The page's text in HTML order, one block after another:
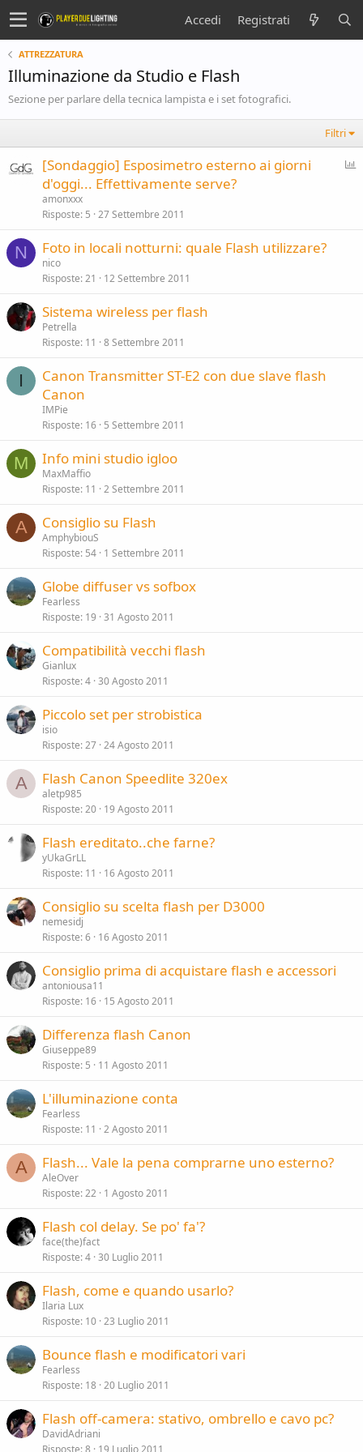
Accedi Registrati
ATTREZZATURA
Illuminazione da Studio e Flash
Sezione per parlare della tecnica lampista e i set fotografici.
Filtri
[Sondaggio] Esposimetro esterno ai giorni
d'oggi... Effettivamente serve?
amonxxx
Risposte 5 27 Settembre 2011
N Foto in locali notturni: quale Flash utilizzare?
nico
Risposte 21 12 Settembre 2011
Sistema wireless per flash
Petrella
Risposte 11 8 Settembre 2011
I
Canon Transmitter ST-E2 con due slave flash
Canon
IMPie
Risposte 16 5 Settembre 2011
M Info mini studio igloo
MaxMaffio
Risposte 11 2 Settembre 2011
A Consiglio su Flash
AmphybiouS
Risposte 54 1 Settembre 2011
Globe diffuser vs sofbox
Fearless
Risposte 19 31 Agosto 2011
Compatibilità vecchi flash
Gianlux
Risposte 4 30 Agosto 2011
Piccolo set per strobistica
isio
Risposte 27 24 Agosto 2011
A Flash Canon Speedlite 320ex
aletp985
Risposte 20 19 Agosto 2011
Flash ereditato..che farne?
yUkaGrLL
Risposte 11 16 Agosto 2011
Consiglio su scelta flash per D3000
nemesidj
Risposte 6 16 Agosto 2011
Consiglio prima di acquistare flash e accessori
antoniousa11
Risposte 16 15 Agosto 2011
Differenza flash Canon
Giuseppe89
Risposte 5 11 Agosto 2011
L'illuminazione conta
Fearless
Risposte 11 2 Agosto 2011
A Flash... Vale la pena comprarne uno esterno?
AleOver
Risposte 22 1 Agosto 2011
Flash col delay. Se po' fa'?
face(the)fact
Risposte 4 30 Luglio 2011
Flash, come e quando usarlo?
Ilaria Lux
Risposte 10 23 Luglio 2011
Bounce flash e modificatori vari
Fearless
Risposte 18 20 Luglio 2011
Flash off-camera: stativo, ombrello e cavo pc?
DavidAdriani
Risposte 8 19 Luglio 2011